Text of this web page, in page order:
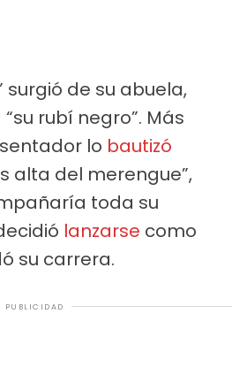
surgió de su abuela,
“su rubí negro”. Más
lo bautizó
alta del merengue”,
toda su
lanzarse como
su carrera.
PUBLICIDAD